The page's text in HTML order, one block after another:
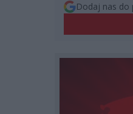
Dodaj nas do